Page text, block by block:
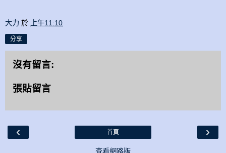
大力 於 上午11:10
分享
沒有留言:
張貼留言
‹ ›
首頁